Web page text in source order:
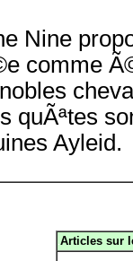
Nine
comme
quÃªtes
Ayleid.
Articles sur